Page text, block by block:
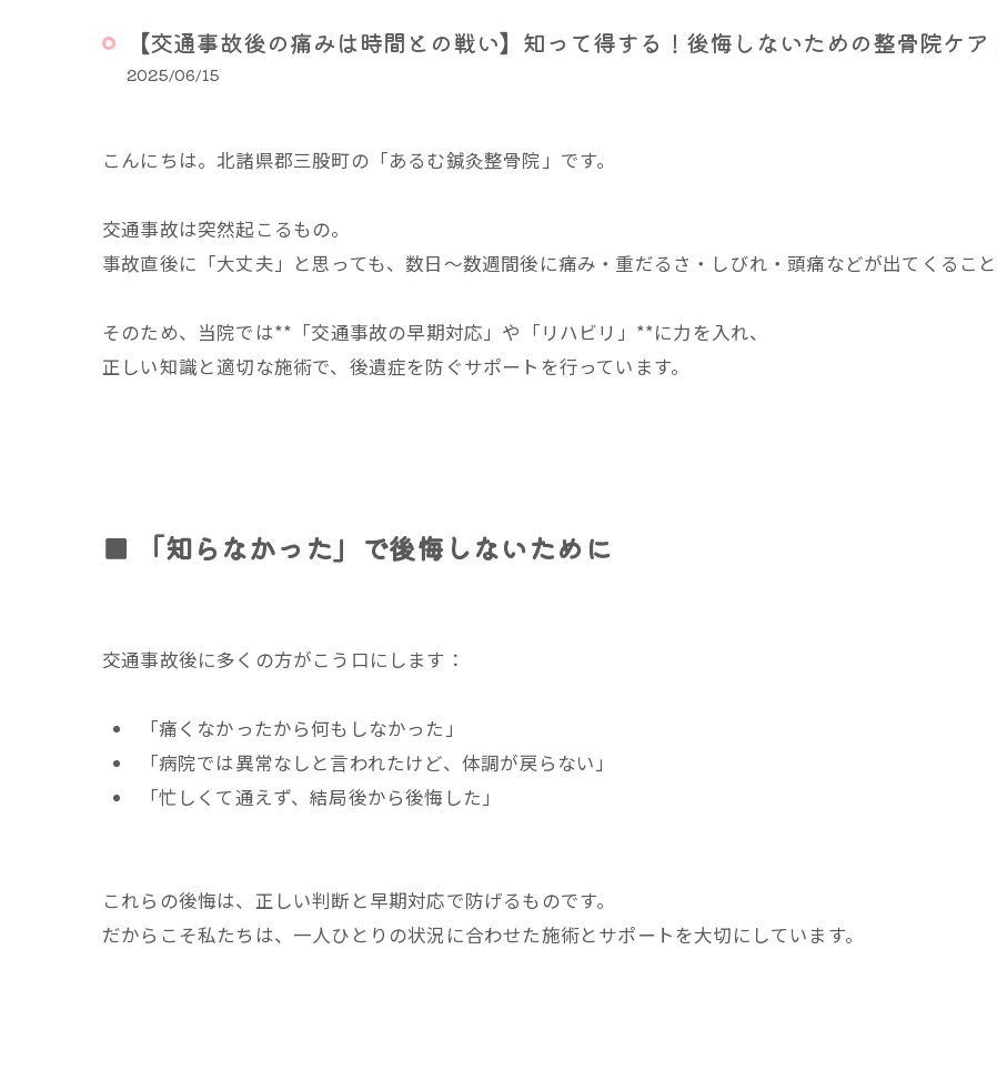
【交通事故後の痛みは時間との戦い】知って得する！後悔しないための整骨院ケ
2025/06/15
こんにちは。北諸県郡三股町の「あるむ鍼灸整骨院」です。
交通事故は突然起こるもの。
事故直後に「大丈夫」と思っても、数日〜数週間後に痛み・重だるさ・しびれ・頭痛などが出てくること
そのため、当院では**「交通事故の早期対応」や「リハビリ」**に力を入れ、
正しい知識と適切な施術で、後遺症を防ぐサポートを行っています。
■ 「知らなかった」で後悔しないために
交通事故後に多くの方がこう口にします：
「痛くなかったから何もしなかった」
「病院では異常なしと言われたけど、体調が戻らない」
「忙しくて通えず、結局後から後悔した」
これらの後悔は、正しい判断と早期対応で防げるものです。
だからこそ私たちは、一人ひとりの状況に合わせた施術とサポートを大切にしています。